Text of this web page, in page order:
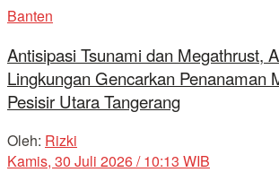
Banten
Antisipasi Tsunami dan Megathrust,
Lingkungan Gencarkan Penanaman
Pesisir Utara Tangerang
Oleh: Rizki
Kamis, 30 Juli 2026 / 10:13 WIB